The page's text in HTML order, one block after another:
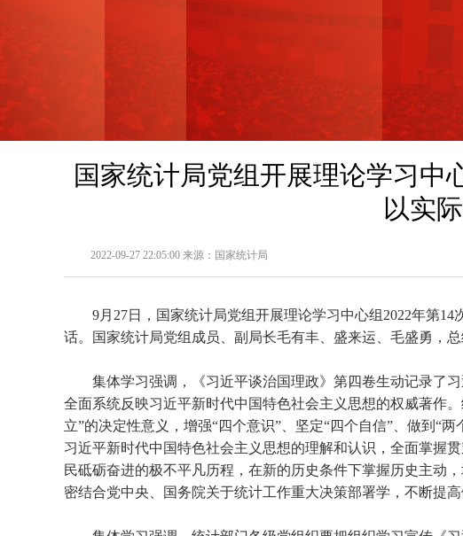
国家统计局党组开展理论学习中
以实
2022-09-27 22:05:00 来源：国家统计局
9月 27日，国家统计局党组开展理论学习中心组 2022年第14
话。国家统计局党组成员、副局长毛有丰、盛来运、毛盛勇，
集体学习强调，《习近平谈治国理政》第四卷生动记录了
全面系统反映习近平新时代中国特色社会主义思想的权威著作
立”的决定性意义，增强“四个意识”、坚定“四个自信”、做到“
习近平新时代中国特色社会主义思想的理解和认识，全面掌握
民砥砺奋进的极不平凡历程，在新的历史条件下掌握历史主动
密结合党中央、国务院关于统计工作重大决策部署学，不断提